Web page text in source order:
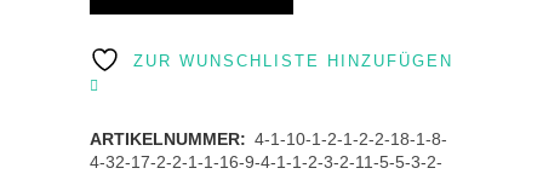
ZUR WUNSCHLISTE HINZUFÜGEN
ARTIKELNUMMER: 4-1-10-1-2-1-2-2-18-1-8-
4-32-17-2-2-1-1-16-9-4-1-1-2-3-2-11-5-5-3-2-